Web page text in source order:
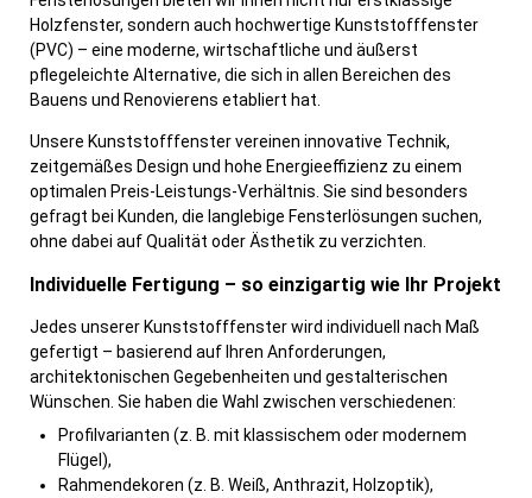
Holzfenster, sondern auch hochwertige Kunststofffenster
(PVC) – eine moderne, wirtschaftliche und äußerst
pflegeleichte Alternative, die sich in allen Bereichen des
Bauens und Renovierens etabliert hat.
Unsere Kunststofffenster vereinen innovative Technik,
zeitgemäßes Design und hohe Energieeffizienz zu einem
optimalen Preis-Leistungs-Verhältnis. Sie sind besonders
gefragt bei Kunden, die langlebige Fensterlösungen suchen,
ohne dabei auf Qualität oder Ästhetik zu verzichten.
Individuelle Fertigung – so einzigartig wie Ihr Projekt
Jedes unserer Kunststofffenster wird individuell nach Maß
gefertigt – basierend auf Ihren Anforderungen,
architektonischen Gegebenheiten und gestalterischen
Wünschen. Sie haben die Wahl zwischen verschiedenen:
Profilvarianten (z. B. mit klassischem oder modernem
Flügel),
Rahmendekoren (z. B. Weiß, Anthrazit, Holzoptik),